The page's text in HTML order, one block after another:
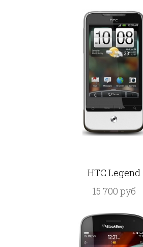
HTC Legend
15 700 руб